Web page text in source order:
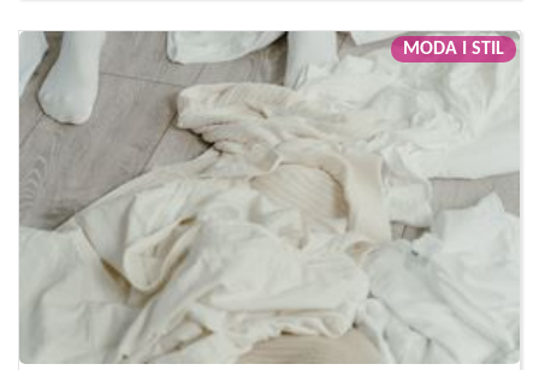
MODA I STIL